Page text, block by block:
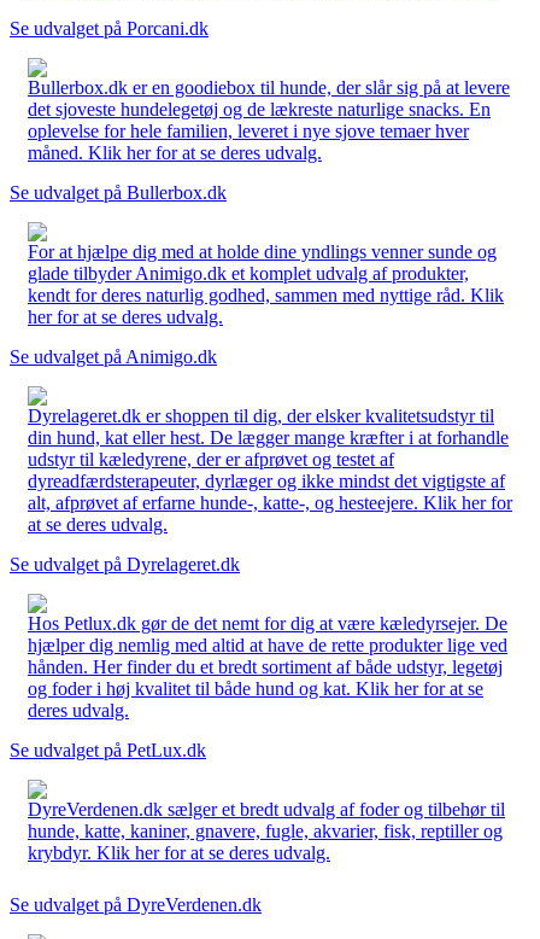
Se udvalget på Porcani.dk
Bullerbox.dk er en goodiebox til hunde, der slår sig på at levere
det sjoveste hundelegetøj og de lækreste naturlige snacks. En
oplevelse for hele familien, leveret i nye sjove temaer hver
måned. Klik her for at se deres udvalg.
Se udvalget på Bullerbox.dk
For at hjælpe dig med at holde dine yndlings venner sunde og
glade tilbyder Animigo.dk et komplet udvalg af produkter,
kendt for deres naturlig godhed, sammen med nyttige råd. Klik
her for at se deres udvalg.
Se udvalget på Animigo.dk
Dyrelageret.dk er shoppen til dig, der elsker kvalitetsudstyr til
din hund, kat eller hest. De lægger mange kræfter i at forhandle
udstyr til kæledyrene, der er afprøvet og testet af
dyreadfærdsterapeuter, dyrlæger og ikke mindst det vigtigste af
alt, afprøvet af erfarne hunde-, katte-, og hesteejere. Klik her for
at se deres udvalg.
Se udvalget på Dyrelageret.dk
Hos Petlux.dk gør de det nemt for dig at være kæledyrsejer. De
hjælper dig nemlig med altid at have de rette produkter lige ved
hånden. Her finder du et bredt sortiment af både udstyr, legetøj
og foder i høj kvalitet til både hund og kat. Klik her for at se
deres udvalg.
Se udvalget på PetLux.dk
DyreVerdenen.dk sælger et bredt udvalg af foder og tilbehør til
hunde, katte, kaniner, gnavere, fugle, akvarier, fisk, reptiller og
krybdyr. Klik her for at se deres udvalg.
Se udvalget på DyreVerdenen.dk